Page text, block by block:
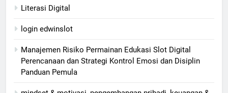
Literasi Digital
login edwinslot
Manajemen Risiko Permainan Edukasi Slot Digital
Perencanaan dan Strategi Kontrol Emosi dan Disiplin
Panduan Pemula